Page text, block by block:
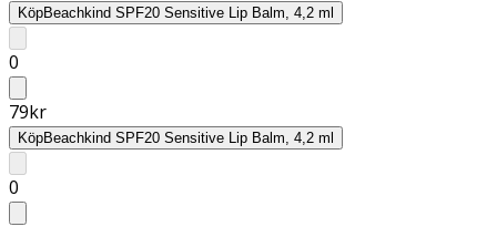
KöpBeachkind SPF20 Sensitive Lip Balm, 4,2 ml
0
79kr
KöpBeachkind SPF20 Sensitive Lip Balm, 4,2 ml
0